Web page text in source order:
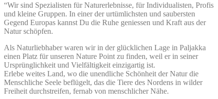
“Wir sind Spezialisten für Naturerlebnisse, für Individualisten, Profis
und kleine Gruppen. In einer der urtümlichsten und saubersten
Gegend Europas kannst Du die Ruhe geniessen und Kraft aus der
Natur schöpfen.
Als Naturliebhaber waren wir in der glücklichen Lage in Paljakka
einen Platz für unseren Nature Point zu finden, weil er in seiner
Ursprünglichkeit und Vielfältigkeit einzigartig ist.
Erlebe weites Land, wo die unendliche Schönheit der Natur die
Menschliche Seele beflügelt, das die Tiere des Nordens in wilder
Freiheit durchstreifen, fernab von menschlicher Nähe.